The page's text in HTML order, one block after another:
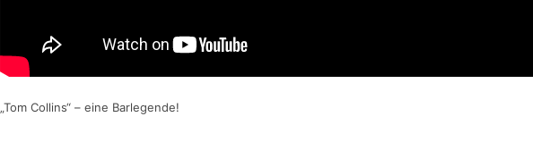
„Tom Collins“ – eine Barlegende!